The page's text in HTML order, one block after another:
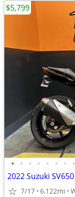
• • • • • • • •
2022 Suzuki SV650
7/17 6,122mi
$5,799